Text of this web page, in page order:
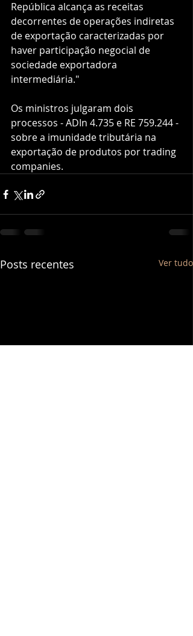
República alcança as receitas
decorrentes de operações indiretas
de exportação caracterizadas por
haver participação negocial de
sociedade exportadora
intermediária."
Os ministros julgaram dois
processos - ADIn 4.735 e RE 759.244 -
sobre a imunidade tributária na
exportação de produtos por trading
companies.
Posts recentes Ver tudo